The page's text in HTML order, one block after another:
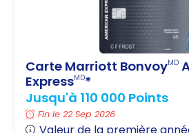
Carte Marriott BonvoyMD
ExpressMD*
Jusqu'à 110 000 Points
Fin le 22 Sep 2026